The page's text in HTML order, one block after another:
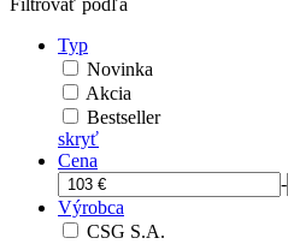
Filtrovať podľa
Typ
Novinka
Akcia
Bestseller
skryť
Cena
-
Výrobca
CSG S.A.